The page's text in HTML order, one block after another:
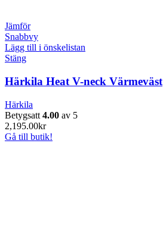
Jämför
Snabbvy
Lägg till i önskelistan
Stäng
Härkila Heat V-neck Värmeväst
Härkila
Betygsatt 4.00 av 5
2,195.00kr
Gå till butik!